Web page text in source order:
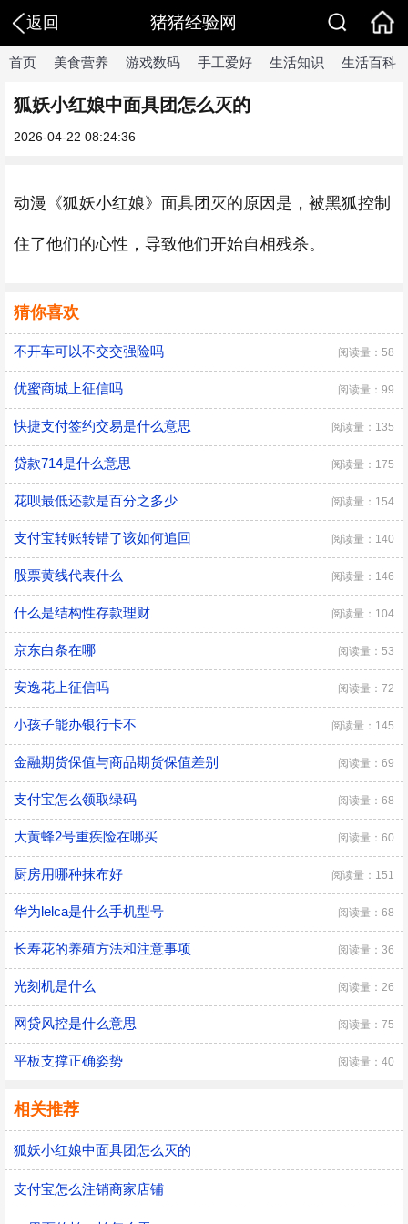
返回 猪猪经验网
首页 美食营养 游戏数码 手工爱好 生活知识 生活百科
狐妖小红娘中面具团怎么灭的
2026-04-22 08:24:36
动漫《狐妖小红娘》面具团灭的原因是，被黑狐控制
住了他们的心性，导致他们开始自相残杀。
猜你喜欢
不开车可以不交交强险吗 阅读量：58
优蜜商城上征信吗 阅读量：99
快捷支付签约交易是什么意思 阅读量：135
贷款714是什么意思 阅读量：175
花呗最低还款是百分之多少 阅读量：154
支付宝转账转错了该如何追回 阅读量：140
股票黄线代表什么 阅读量：146
什么是结构性存款理财 阅读量：104
京东白条在哪 阅读量：53
安逸花上征信吗 阅读量：72
小孩子能办银行卡不 阅读量：145
金融期货保值与商品期货保值差别 阅读量：69
支付宝怎么领取绿码 阅读量：68
大黄蜂2号重疾险在哪买 阅读量：60
厨房用哪种抹布好 阅读量：151
华为lelca是什么手机型号 阅读量：68
长寿花的养殖方法和注意事项 阅读量：36
光刻机是什么 阅读量：26
网贷风控是什么意思 阅读量：75
平板支撑正确姿势 阅读量：40
相关推荐
狐妖小红娘中面具团怎么灭的
支付宝怎么注销商家店铺